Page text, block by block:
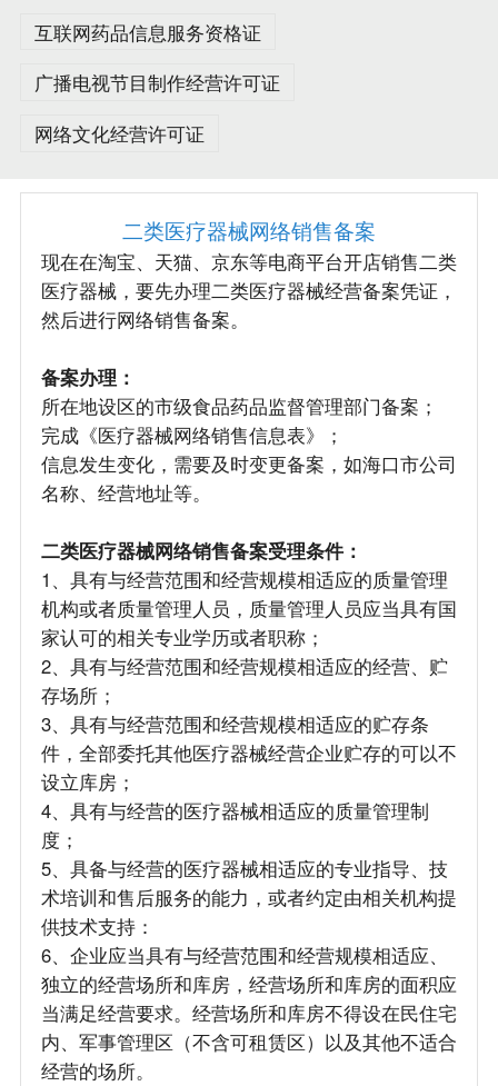
互联网药品信息服务资格证
广播电视节目制作经营许可证
网络文化经营许可证
二类医疗器械网络销售备案
现在在淘宝、天猫、京东等电商平台开店销售二类
医疗器械，要先办理二类医疗器械经营备案凭证，
然后进行网络销售备案。
备案办理：
所在地设区的市级食品药品监督管理部门备案；
完成《医疗器械网络销售信息表》；
信息发生变化，需要及时变更备案，如海口市公司
名称、经营地址等。
二类医疗器械网络销售备案受理条件：
1、具有与经营范围和经营规模相适应的质量管理
机构或者质量管理人员，质量管理人员应当具有国
家认可的相关专业学历或者职称；
2、具有与经营范围和经营规模相适应的经营、贮
存场所；
3、具有与经营范围和经营规模相适应的贮存条
件，全部委托其他医疗器械经营企业贮存的可以不
设立库房；
4、具有与经营的医疗器械相适应的质量管理制
度；
5、具备与经营的医疗器械相适应的专业指导、技
术培训和售后服务的能力，或者约定由相关机构提
供技术支持：
6、企业应当具有与经营范围和经营规模相适应、
独立的经营场所和库房，经营场所和库房的面积应
当满足经营要求。经营场所和库房不得设在民住宅
内、军事管理区（不含可租赁区）以及其他不适合
经营的场所。